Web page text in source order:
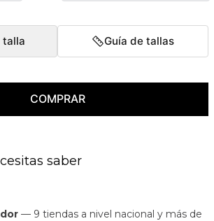
talla Guía de tallas
COMPRAR
saber
— 9 tiendas a nivel nacional y más de